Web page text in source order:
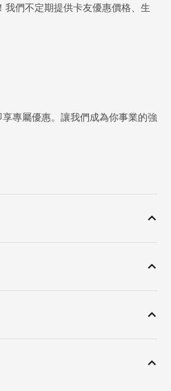
我們不定期提供卡友優惠價格、生
專屬優惠。讓我們成為你事業的強